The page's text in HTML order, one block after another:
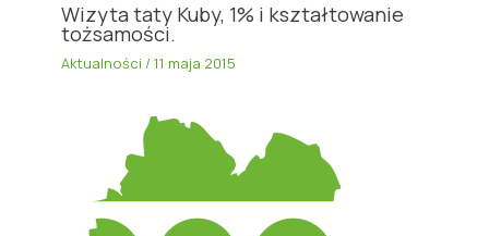
Wizyta taty Kuby, 1% i kształtowanie
tożsamości.
Aktualności /11 maja 2015